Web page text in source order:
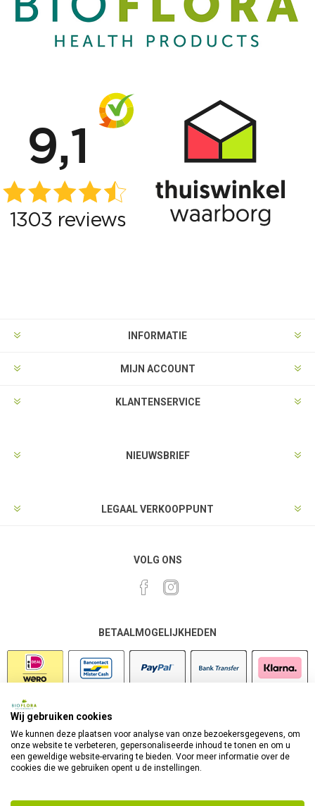
INFORMATIE
MIJN ACCOUNT
KLANTENSERVICE
NIEUWSBRIEF
LEGAAL VERKOOPPUNT
VOLG ONS
BETAALMOGELIJKHEDEN
Wij gebruiken cookies
We kunnen deze plaatsen voor analyse van onze bezoekersgegevens, om
onze website te verbeteren, gepersonaliseerde inhoud te tonen en om u
een geweldige website-ervaring te bieden. Voor meer informatie over de
cookies die we gebruiken opent u de instellingen.